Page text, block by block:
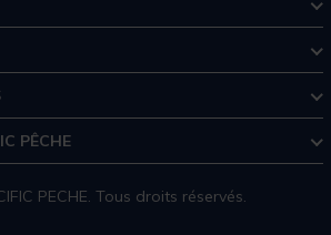
PÊCHE
PECHE. Tous droits réservés.